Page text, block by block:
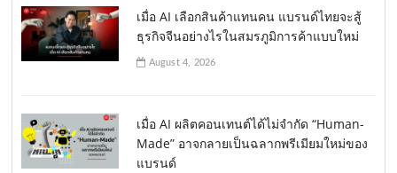
เมื่อ AI เลือกสินค้าแทนคน แบรนด์ไทยจะสู้
ธุรกิจจีนอย่างไรในสมรภูมิการค้าแบบใหม่
August 4, 2026
เมื่อ AI ผลิตคอนเทนต์ได้ไม่จำกัด “Human-
Made” อาจกลายเป็นฉลากพรีเมียมใหม่ของ
แบรนด์